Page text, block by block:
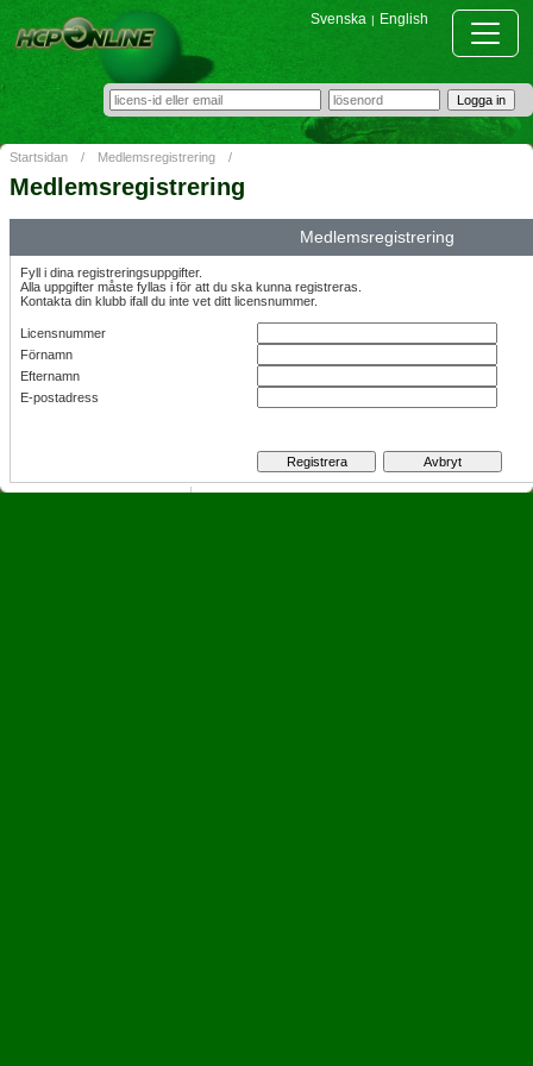
Svenska | English
Startsidan / Medlemsregistrering /
Medlemsregistrering
Medlemsregistrering
Fyll i dina registreringsuppgifter.
Alla uppgifter måste fyllas i för att du ska kunna registreras.
Kontakta din klubb ifall du inte vet ditt licensnummer.
Licensnummer
Förnamn
Efternamn
E-postadress